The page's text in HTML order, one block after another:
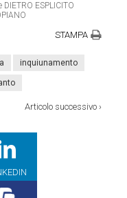
ESPLICITO
STAMPA
inquiunamento
Articolo successivo›